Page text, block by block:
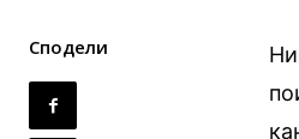
Сподели